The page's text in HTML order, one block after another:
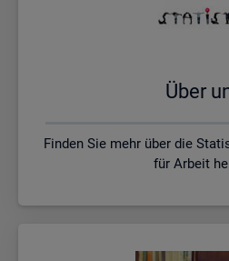
Über
Finden Sie mehr über die
für Arbeit